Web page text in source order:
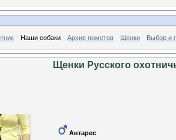
Наши собаки Архив пометов Щенки Выбор и
Щенки Русского
Антарес